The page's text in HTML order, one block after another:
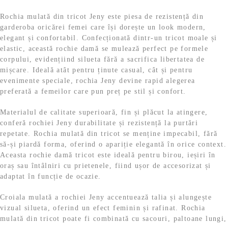
9
9
l
e
i
.
l
e
i
.
s
t
:
1
1
9
,
9
l
e
i
.
:
5
9
,
9
9
l
i
.
Rochia mulată din tricot Jeny este piesa de rezistență din
garderoba oricărei femei care își dorește un look modern,
elegant și confortabil. Confecționată dintr-un tricot moale și
elastic, această rochie damă se mulează perfect pe formele
corpului, evidențiind silueta fără a sacrifica libertatea de
mișcare. Ideală atât pentru ținute casual, cât și pentru
evenimente speciale, rochia Jeny devine rapid alegerea
preferată a femeilor care pun preț pe stil și confort.
Materialul de calitate superioară, fin și plăcut la atingere,
conferă rochiei Jeny durabilitate și rezistență la purtări
repetate. Rochia mulată din tricot se menține impecabil, fără
să-și piardă forma, oferind o apariție elegantă în orice context.
Aceasta rochie damă tricot este ideală pentru birou, ieșiri în
oraș sau întâlniri cu prietenele, fiind ușor de accesorizat și
adaptat în funcție de ocazie.
Croiala mulată a rochiei Jeny accentuează talia și alungește
vizual silueta, oferind un efect feminin și rafinat. Rochia
mulată din tricot poate fi combinată cu sacouri, paltoane lungi,